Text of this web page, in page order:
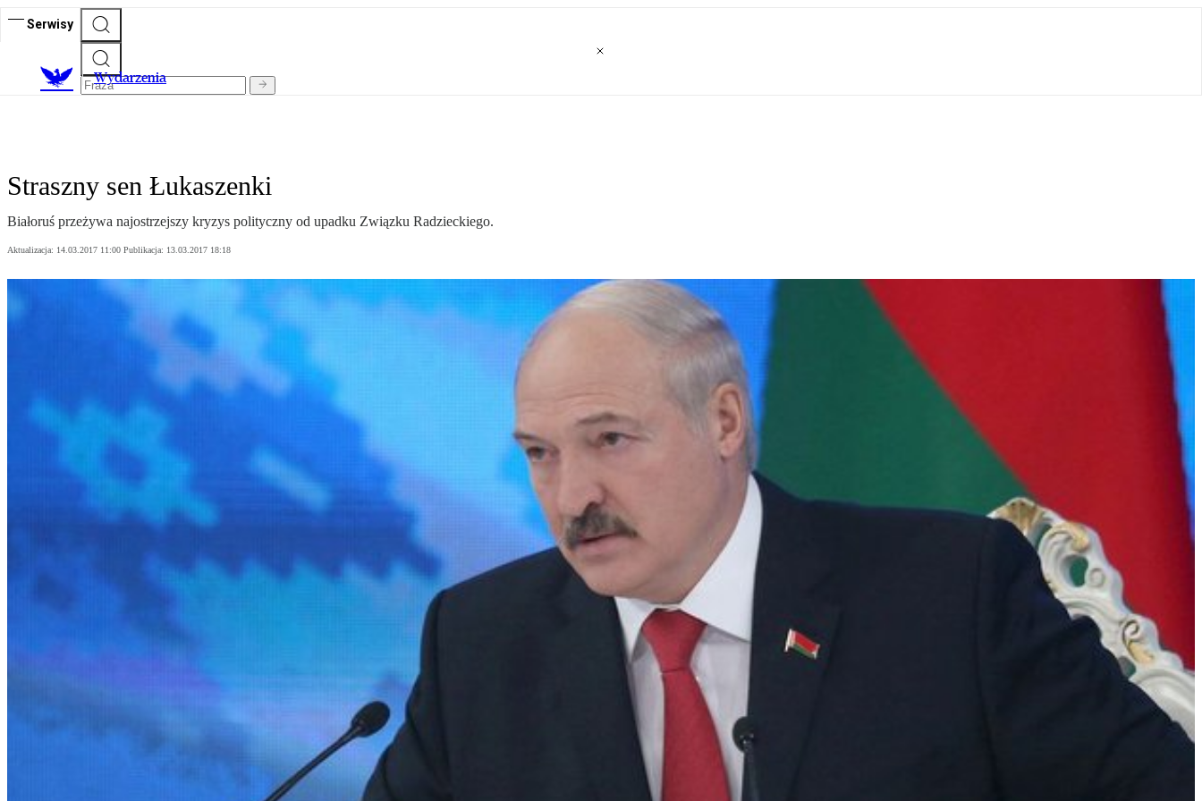
Serwisy
Wydarzenia
Straszny sen Łukaszenki
Białoruś przeżywa najostrzejszy kryzys polityczny od upadku Związku Radzieckiego.
Aktualizacja: 14.03.2017 11:00 Publikacja: 13.03.2017 18:18